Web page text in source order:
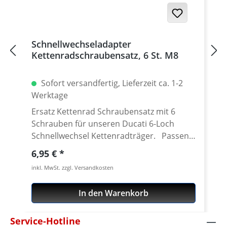
Germany! Den benötigten Kettenrad
Adapter findest Du weiter unten beim
Schnellwechseladapter
Kettenradschraubensatz, 6 St. M8
Sofort versandfertig, Lieferzeit ca. 1-2
Werktage
Ersatz Kettenrad Schraubensatz mit 6
Schrauben für unseren Ducati 6-Loch
Schnellwechsel Kettenradträger. Passend
für alle Kettenräder mit 6 Löchern (große
Achse) und Senkung in der Bohrung des
Schraubenlöcher. Material: Stahl, verzinkt
Inhalt: 6 Schrauben
Regulärer Preis:
6,95 €
inkl. MwSt. zzgl. Versandkosten
In den Warenkorb
Service-Hotline